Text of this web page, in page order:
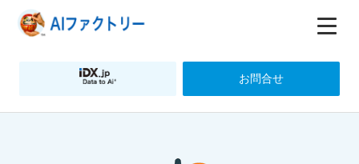
お問合せ